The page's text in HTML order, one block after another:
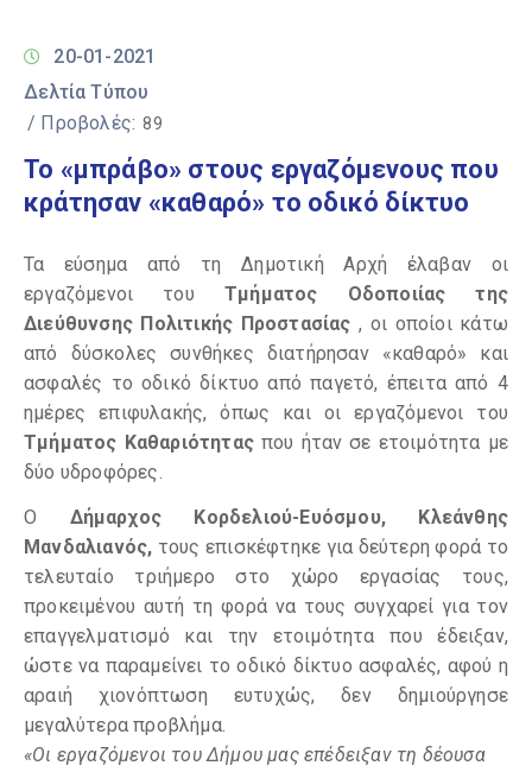
20-01-2021
Δελτία Τύπου
/ Προβολές: 89
Το «μπράβο» στους εργαζόμενους που
κράτησαν «καθαρό» το οδικό δίκτυο
Τα εύσημα από τη Δημοτική Αρχή έλαβαν οι
εργαζόμενοι του Τμήματος Οδοποιίας της
Διεύθυνσης Πολιτικής Προστασίας, οι οποίοι κάτω
από δύσκολες συνθήκες διατήρησαν «καθαρό» και
ασφαλές το οδικό δίκτυο από παγετό, έπειτα από 4
ημέρες επιφυλακής, όπως και οι εργαζόμενοι του
Τμήματος Καθαριότηταςπου ήταν σε ετοιμότητα με
δύο υδροφόρες.
Ο Δήμαρχος Κορδελιού-Ευόσμου, Κλεάνθης
Μανδαλιανός, τους επισκέφτηκε για δεύτερη φορά το
τελευταίο τριήμερο στο χώρο εργασίας τους,
προκειμένου αυτή τη φορά να τους συγχαρεί για τον
επαγγελματισμό και την ετοιμότητα που έδειξαν,
ώστε να παραμείνει το οδικό δίκτυο ασφαλές, αφού η
αραιή χιονόπτωση ευτυχώς, δεν δημιούργησε
μεγαλύτερα προβλήμα.
«Οι εργαζόμενοι του Δήμου μας επέδειξαν τη δέουσα